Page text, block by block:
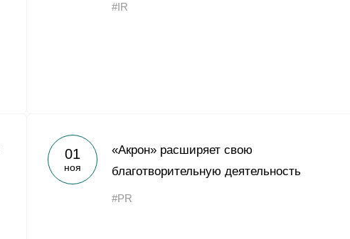
#IR
01
ноя
«Акрон» расширяет свою
благотворительную деятельность
#PR